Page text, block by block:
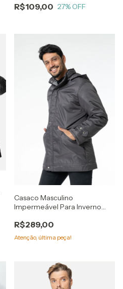
R$109,00 27% OFF
Casaco Masculino
Impermeável Para Inverno
R$289,00
Atenção, última peça!